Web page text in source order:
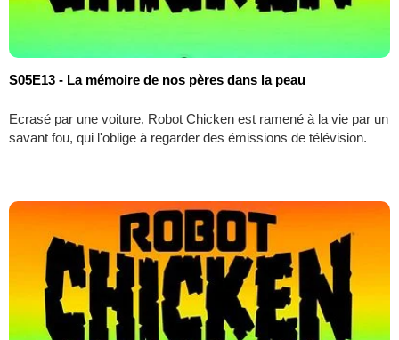
S05E13 - La mémoire de nos pères dans la peau
Ecrasé par une voiture, Robot Chicken est ramené à la vie par un
savant fou, qui l'oblige à regarder des émissions de télévision.